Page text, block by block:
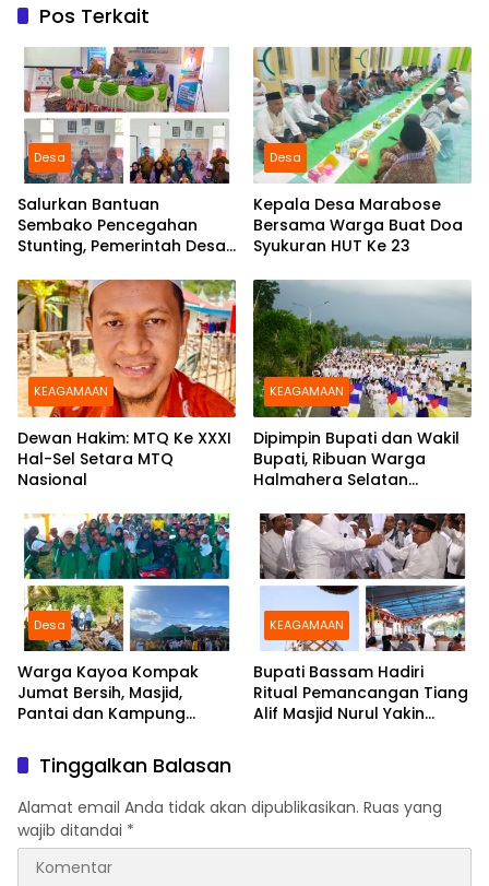
Pos Terkait
Desa
Salurkan Bantuan
Sembako Pencegahan
Stunting, Pemerintah Desa
Komitmen Tingkatkan Gizi
Anak
Desa
Kepala Desa Marabose
Bersama Warga Buat Doa
Syukuran HUT Ke 23
KEAGAMAAN
Dewan Hakim: MTQ Ke XXXI
Hal-Sel Setara MTQ
Nasional
KEAGAMAAN
Dipimpin Bupati dan Wakil
Bupati, Ribuan Warga
Halmahera Selatan
Ramadhan
Desa
Warga Kayoa Kompak
Jumat Bersih, Masjid,
Pantai dan Kampung
KEAGAMAAN
Bupati Bassam Hadiri
Ritual Pemancangan Tiang
Alif Masjid Nurul Yakin
Tinggalkan Balasan
Alamat email Anda tidak akan dipublikasikan. Ruas yang
wajib ditandai *